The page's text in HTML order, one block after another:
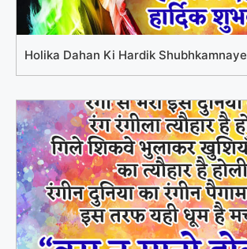
Holika Dahan Ki Hardik Shubhkamnaye